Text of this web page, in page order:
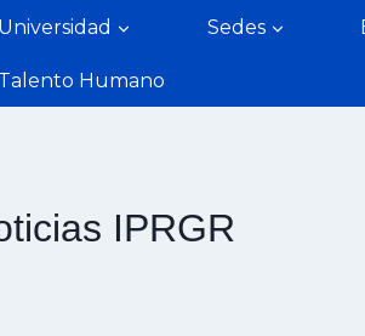
Universidad Sedes
Talento Humano
IPRGR